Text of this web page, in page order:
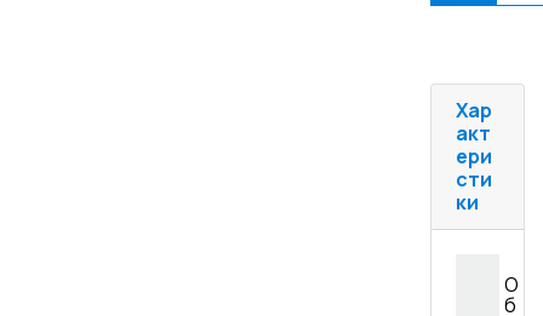
Хар
акт
ери
сти
ки
О
б